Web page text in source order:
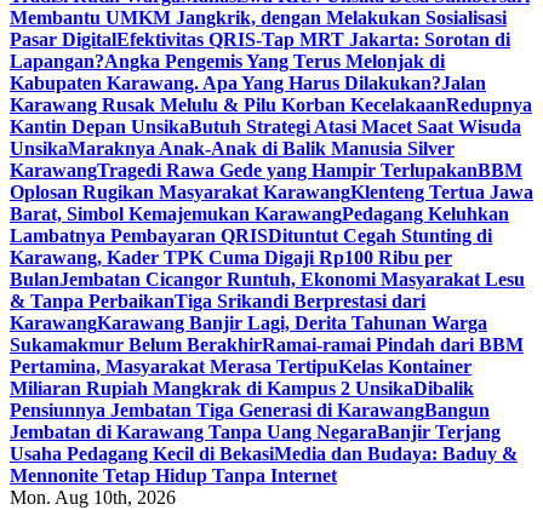
Membantu UMKM Jangkrik, dengan Melakukan Sosialisasi
Pasar DigitalEfektivitas QRIS-Tap MRT Jakarta: Sorotan di
Lapangan?Angka Pengemis Yang Terus Melonjak di
Kabupaten Karawang. Apa Yang Harus Dilakukan?Jalan
Karawang Rusak Melulu & Pilu Korban KecelakaanRedupnya
Kantin Depan UnsikaButuh Strategi Atasi Macet Saat Wisuda
UnsikaMaraknya Anak-Anak di Balik Manusia Silver
KarawangTragedi Rawa Gede yang Hampir TerlupakanBBM
Oplosan Rugikan Masyarakat KarawangKlenteng Tertua Jawa
Barat, Simbol Kemajemukan KarawangPedagang Keluhkan
Lambatnya Pembayaran QRISDituntut Cegah Stunting di
Karawang, Kader TPK Cuma Digaji Rp100 Ribu per
BulanJembatan Cicangor Runtuh, Ekonomi Masyarakat Lesu
& Tanpa PerbaikanTiga Srikandi Berprestasi dari
KarawangKarawang Banjir Lagi, Derita Tahunan Warga
Sukamakmur Belum BerakhirRamai-ramai Pindah dari BBM
Pertamina, Masyarakat Merasa TertipuKelas Kontainer
Miliaran Rupiah Mangkrak di Kampus 2 UnsikaDibalik
Pensiunnya Jembatan Tiga Generasi di KarawangBangun
Jembatan di Karawang Tanpa Uang NegaraBanjir Terjang
Usaha Pedagang Kecil di BekasiMedia dan Budaya: Baduy &
Mennonite Tetap Hidup Tanpa Internet
Mon. Aug 10th, 2026